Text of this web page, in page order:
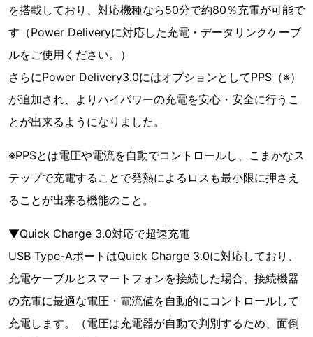
を搭載しており、対応機種なら50分で約80％充電が可能で
す（Power Deliveryに対応した充電・データリンクケーブ
ルをご使用ください。）
さらにPower Delivery3.0にはオプションとしてPPS（※）
が追加され、よりハイパワーの充電を安心・安全に行うこ
とが出来るようになりました。
※PPSとは電圧や電流を自動でコントロールし、こまかなス
テップで充電することで発熱によるロスも最小限に押さえ
ることが出来る機能のこと。
▼Quick Charge 3.0対応で超速充電
USB Type-AポートはQuick Charge 3.0に対応しており、
充電ケーブルとスマートフォンを接続した場合、接続機器
の充電に最適な電圧・電流値を自動的にコントロールして
充電します。（電圧は充電器が自動で判別するため、面倒